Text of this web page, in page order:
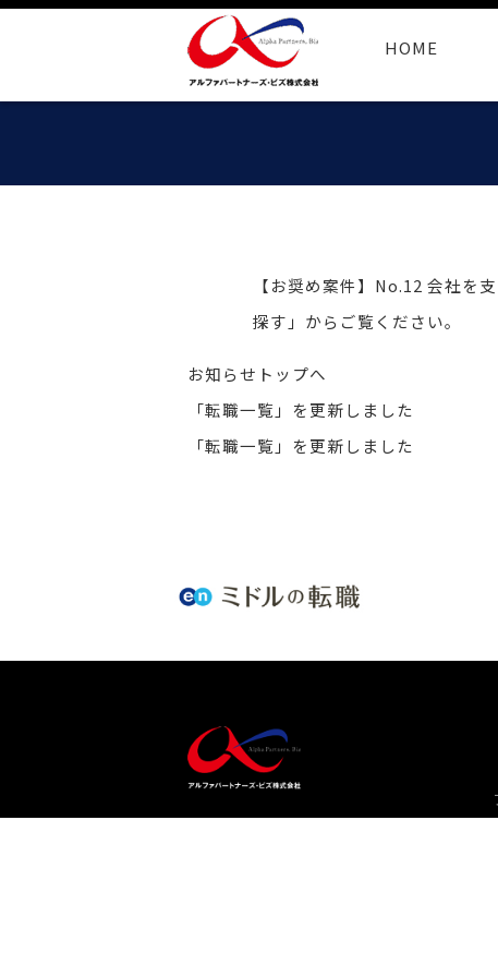
HOME
【お奨め案件】No.12 会社
探す」からご覧ください。
お知らせトップへ
「転職一覧」を更新しました
「転職一覧」を更新しました